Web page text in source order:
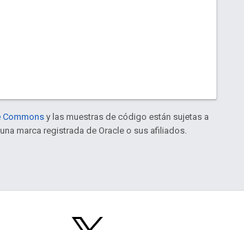
Commons y las muestras de código están sujetas a
una marca registrada de Oracle o sus afiliados.